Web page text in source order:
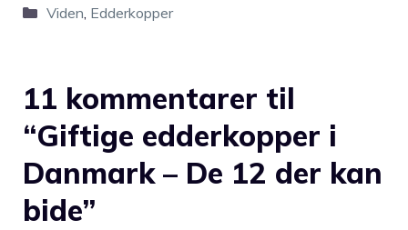
Kategorier
Viden, Edderkopper
11 kommentarer til
“Giftige edderkopper i
Danmark – De 12 der kan
bide”